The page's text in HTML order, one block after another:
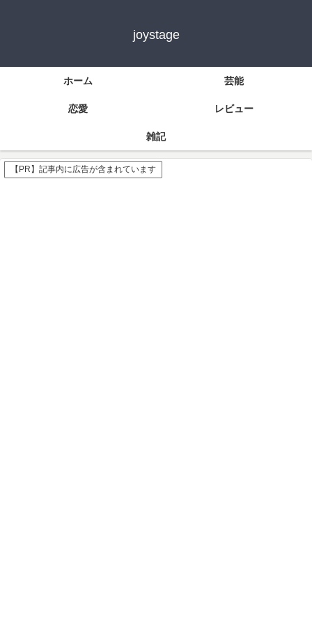
joystage
ホーム 芸能
恋愛 レビュー
雑記
【PR】記事内に広告が含まれています